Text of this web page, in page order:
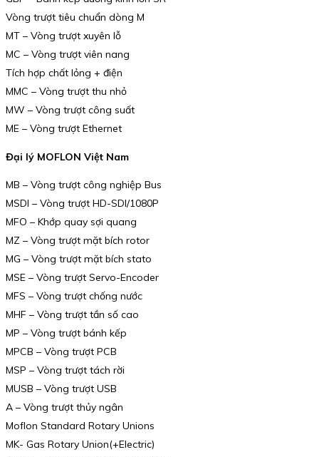
Vòng trượt tiêu chuẩn dòng M
MT – Vòng trượt xuyên lỗ
MC – Vòng trượt viên nang
Tích hợp chất lỏng + điện
MMC – Vòng trượt thu nhỏ
MW – Vòng trượt công suất
ME – Vòng trượt Ethernet
Đại lý MOFLON Việt Nam
MB – Vòng trượt công nghiệp Bus
MSDI – Vòng trượt HD-SDI/1080P
MFO – Khớp quay sợi quang
MZ – Vòng trượt mặt bích rotor
MG – Vòng trượt mặt bích stato
MSE – Vòng trượt Servo-Encoder
MFS – Vòng trượt chống nước
MHF – Vòng trượt tần số cao
MP – Vòng trượt bánh kếp
MPCB – Vòng trượt PCB
MSP – Vòng trượt tách rời
MUSB – Vòng trượt USB
A – Vòng trượt thủy ngân
Moflon Standard Rotary Unions
MK- Gas Rotary Union(+Electric)